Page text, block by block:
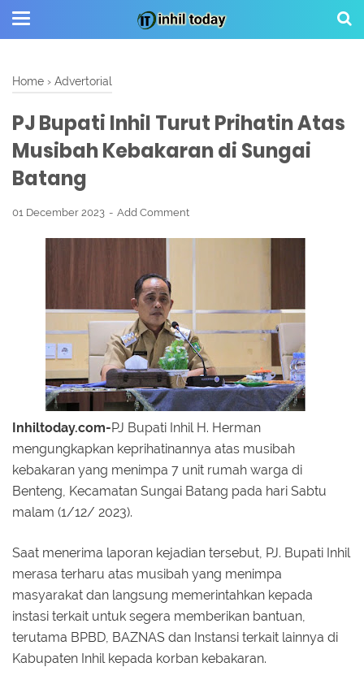
Home › Advertorial
PJ Bupati Inhil Turut Prihatin Atas
Musibah Kebakaran di Sungai
Batang
01 December 2023 Add Comment
Inhiltoday.com-PJ Bupati Inhil H. Herman
mengungkapkan keprihatinannya atas musibah
kebakaran yang menimpa 7 unit rumah warga di
Benteng, Kecamatan Sungai Batang pada hari Sabtu
malam (1/12/ 2023).
Saat menerima laporan kejadian tersebut, PJ. Bupati Inhil
merasa terharu atas musibah yang menimpa
masyarakat dan langsung memerintahkan kepada
instasi terkait untuk segera memberikan bantuan,
terutama BPBD, BAZNAS dan Instansi terkait lainnya di
Kabupaten Inhil kepada korban kebakaran.